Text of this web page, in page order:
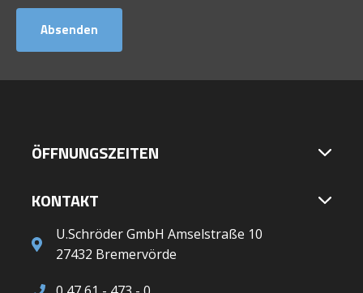
ÖFFNUNGSZEITEN
KONTAKT
U.Schröder GmbH Amselstraße 10
27432 Bremervörde